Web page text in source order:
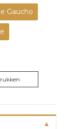
Gaucho